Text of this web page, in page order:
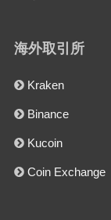
海外取引所
Kraken
Binance
Kucoin
Coin Exchange